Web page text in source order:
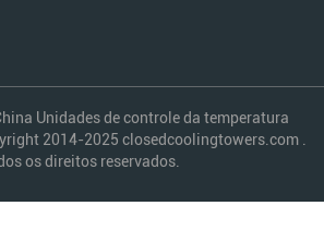
Unidades de controle da temperatura
2014-2025 closedcoolingtowers.com .
os direitos reservados.